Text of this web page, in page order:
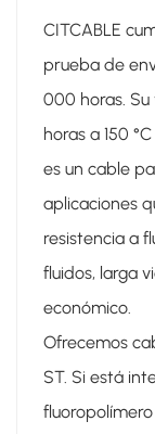
CITCABLE
prueba de
000 horas.
horas a 150
es un cable
aplicaciones
resistencia a
fluidos, larga
económico.
Ofrecemos
ST. Si está